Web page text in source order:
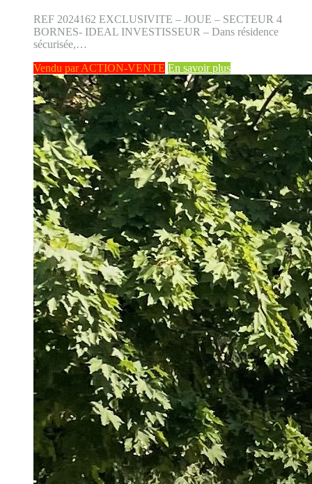
REF 2024162 EXCLUSIVITE – JOUE – SECTEUR 4
BORNES- IDEAL INVESTISSEUR – Dans résidence
sécurisée,…
Vendu par ACTION-VENTE En savoir plus